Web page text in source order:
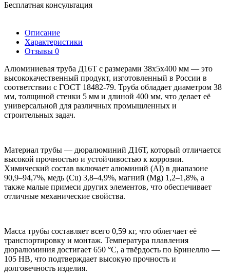
Бесплатная консультация
Описание
Характеристики
Отзывы 0
Алюминиевая труба Д16Т с размерами 38х5х400 мм — это
высококачественный продукт, изготовленный в России в
соответствии с ГОСТ 18482-79. Труба обладает диаметром 38
мм, толщиной стенки 5 мм и длиной 400 мм, что делает её
универсальной для различных промышленных и
строительных задач.
Материал трубы — дюралюминий Д16Т, который отличается
высокой прочностью и устойчивостью к коррозии.
Химический состав включает алюминий (Al) в диапазоне
90,9–94,7%, медь (Cu) 3,8–4,9%, магний (Mg) 1,2–1,8%, а
также малые примеси других элементов, что обеспечивает
отличные механические свойства.
Масса трубы составляет всего 0,59 кг, что облегчает её
транспортировку и монтаж. Температура плавления
дюралюминия достигает 650 °C, а твёрдость по Бринеллю —
105 HB, что подтверждает высокую прочность и
долговечность изделия.